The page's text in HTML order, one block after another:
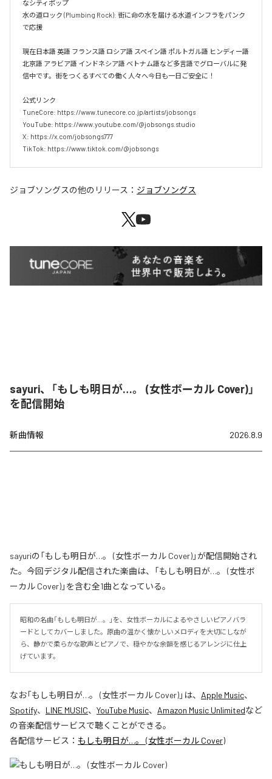
なシティポップ
水の道ロック (Plumbing Rock): 街に命の水を届ける水道インフラをパンク
で応援
現在日本語 英語 フランス語 ロシア語 スペイン語 ポルトガル語 ヒンディー語
北京語 アラビア語 インドネシア語 ベトナム語など多言語でグローバルに発
信中です。街をつくるすべての働く人々へ今日も一日ご安全に！
公式リンク
TuneCore: https://www.tunecore.co.jp/artists/jobsongs
YouTube: https://www.youtube.com/@jobsongs.studio
X: https://x.com/jobsongs777
TikTok: https://www.tiktok.com/@jobsongs
ジョブソングスの他のリリース： ジョブソングス
sayuri、「もしも明日が…。 (女性ボーカル Cover)」
を配信開始
新曲情報 2026.8.9
sayuriの「もしも明日が…。 (女性ボーカル Cover)」が配信開始され
た。今回デジタル配信された楽曲は、「もしも明日が…。 (女性ボ
ーカル Cover)」を含む全1曲となっている。
昭和の名曲「もしも明日が…。」を、女性ボーカルによるやさしいピアノバラ
ードとしてカバーしました。原曲の温かく懐かしいメロディを大切にしなが
ら、静かで柔らかな歌声とピアノで、穏やかな余韻を感じるアレンジに仕上
げています。
なお「もしも明日が…。 (女性ボーカル Cover)」は、 Apple Music、
Spotify、 LINE MUSIC、 YouTube Music、 Amazon Music Unlimitedなど
の音楽配信サービスで聴くことができる。
各配信サービス： もしも明日が…。 (女性ボーカル Cover)